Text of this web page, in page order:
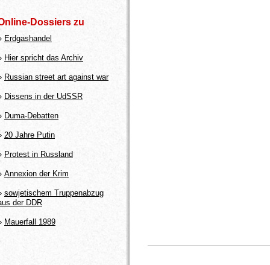
Dossiers zu
Erdgashandel
Hier spricht das Archiv
Russian street art against war
Dissens in der UdSSR
Duma-Debatten
20 Jahre Putin
Protest in Russland
Annexion der Krim
sowjetischem Truppenabzug
der DDR
Mauerfall 1989